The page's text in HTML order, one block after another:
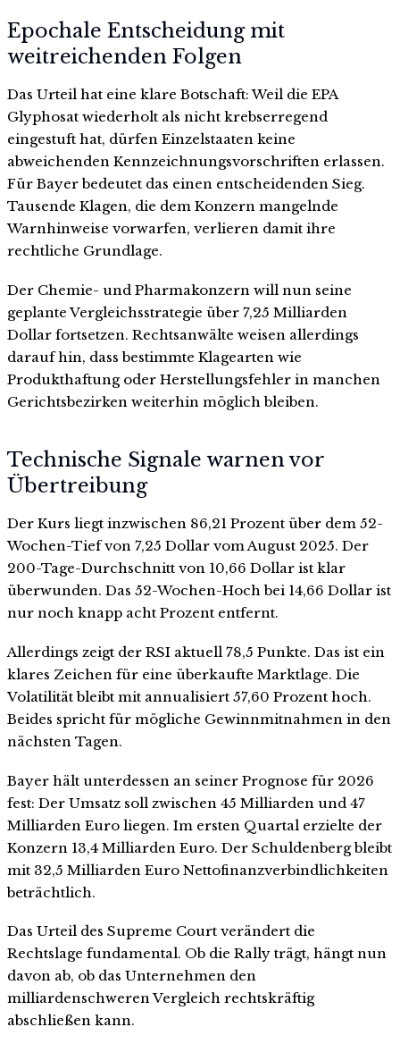
Epochale Entscheidung mit
weitreichenden Folgen
Das Urteil hat eine klare Botschaft: Weil die EPA
Glyphosat wiederholt als nicht krebserregend
eingestuft hat, dürfen Einzelstaaten keine
abweichenden Kennzeichnungsvorschriften erlassen.
Für Bayer bedeutet das einen entscheidenden Sieg.
Tausende Klagen, die dem Konzern mangelnde
Warnhinweise vorwarfen, verlieren damit ihre
rechtliche Grundlage.
Der Chemie- und Pharmakonzern will nun seine
geplante Vergleichsstrategie über 7,25 Milliarden
Dollar fortsetzen. Rechtsanwälte weisen allerdings
darauf hin, dass bestimmte Klagearten wie
Produkthaftung oder Herstellungsfehler in manchen
Gerichtsbezirken weiterhin möglich bleiben.
Technische Signale warnen vor
Übertreibung
Der Kurs liegt inzwischen 86,21 Prozent über dem 52-
Wochen-Tief von 7,25 Dollar vom August 2025. Der
200-Tage-Durchschnitt von 10,66 Dollar ist klar
überwunden. Das 52-Wochen-Hoch bei 14,66 Dollar ist
nur noch knapp acht Prozent entfernt.
Allerdings zeigt der RSI aktuell 78,5 Punkte. Das ist ein
klares Zeichen für eine überkaufte Marktlage. Die
Volatilität bleibt mit annualisiert 57,60 Prozent hoch.
Beides spricht für mögliche Gewinnmitnahmen in den
nächsten Tagen.
Bayer hält unterdessen an seiner Prognose für 2026
fest: Der Umsatz soll zwischen 45 Milliarden und 47
Milliarden Euro liegen. Im ersten Quartal erzielte der
Konzern 13,4 Milliarden Euro. Der Schuldenberg bleibt
mit 32,5 Milliarden Euro Nettofinanzverbindlichkeiten
beträchtlich.
Das Urteil des Supreme Court verändert die
Rechtslage fundamental. Ob die Rally trägt, hängt nun
davon ab, ob das Unternehmen den
milliardenschweren Vergleich rechtskräftig
abschließen kann.